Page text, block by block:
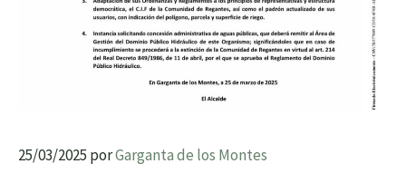
25/03/2025 porGarganta de los Montes